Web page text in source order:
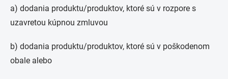
a) dodania produktu/produktov, ktoré sú v rozpore s
uzavretou kúpnou zmluvou
b) dodania produktu/produktov, ktoré sú v poškodenom
obale alebo